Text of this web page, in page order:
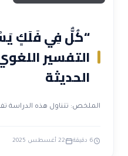
“كُلٌّ فِي فَلَكٍ
التفسير
الحديثة
الملخص: تتناول هذه الدراسة
6 دقيقة 22 أغسطس 2025